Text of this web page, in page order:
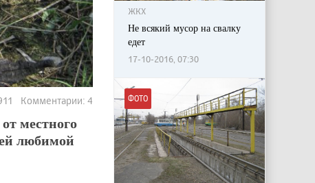
Комментарии: 4
местного
любимой
ЖКХ
Не всякий мусор на свалку
едет
17-10-2016, 07:30
ФОТО